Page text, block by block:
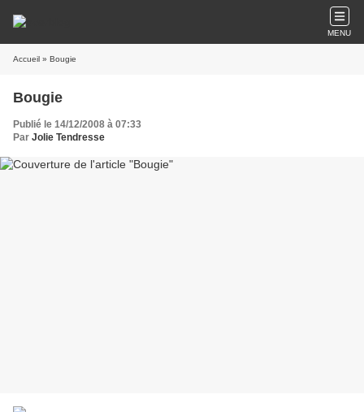
MENU
Accueil » Bougie
Bougie
Publié le 14/12/2008 à 07:33
Par Jolie Tendresse